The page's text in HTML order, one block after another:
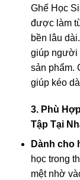
Ghế Học
được làm
bền lâu
giúp người
sản phẩm.
giúp kéo
3. Phù
Tập Tại
Dành cho
học trong
mệt nhờ